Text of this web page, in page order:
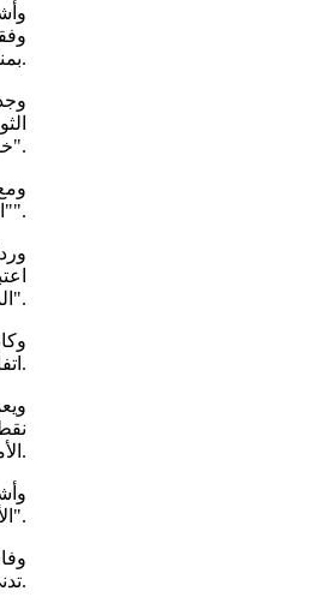
بمنطقة دأبت إيران على مهاجمة السفن التجارية فيها.
خسارة محققة".
"الدبلوماسية ستستمر على الأرجح"، حتى مع انتقادها لـ"التناقضات من الجانب الأميركي".
المفاوضين محمد باقر قاليباف "سيفيد الشعب الإيراني".
اتفاق مع الولايات المتحدة، وآخر أكثر ميلا لإنهاء الحرب عبر الطرق الدبلوماسية.
الأموال الإيرانية المجمدة في الخارج، وفقا لمسؤولين من إيران والدول الوسيطة.
الأموال في وقت مبكر".
تدني مستويات المعيشة وارتفاع التضخم إلى احتجاجات شعبية هزت البلاد في يناير الماضي.